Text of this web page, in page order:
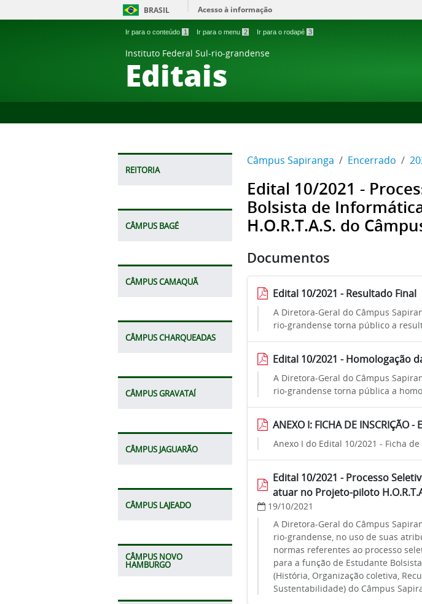
BRASIL Acesso à informação
Ir para o conteúdo 1 Ir para o menu 2 Ir para o rodapé 3
Instituto Federal Sul-rio-grandense
Editais
REITORIA
CÂMPUS BAGÉ
CÂMPUS CAMAQUÃ
CÂMPUS CHARQUEADAS
CÂMPUS GRAVATAÍ
CÂMPUS JAGUARÃO
CÂMPUS LAJEADO
CÂMPUS NOVO
HAMBURGO
Câmpus Sapiranga Encerrado
Edital 10/2021 -
Bolsista de
H.O.R.T.A.S. do
Documentos
Edital 10/2021 - Resultado Final
A Diretora-Geral do Câmpus
rio-grandense torna público a
Edital 10/2021 - Homologação
A Diretora-Geral do Câmpus
rio-grandense torna pública a
ANEXO I: FICHA DE
Anexo I do Edital 10/2021 - Ficha
Edital 10/2021 - Processo
atuar no Projeto-piloto
19/10/2021
A Diretora-Geral do Câmpus
rio-grandense, no uso de suas
normas referentes ao processo
para a função de Estudante
(História, Organização coletiva,
Sustentabilidade) do Câmpus